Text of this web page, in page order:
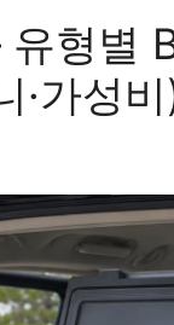
형별
·가성비